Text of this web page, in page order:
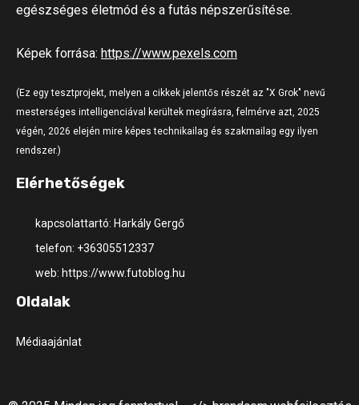
egészséges életmód és a futás népszerűsítése.
Képek forrása: https://www.pexels.com
(Ez egy tesztprojekt, melyen a cikkek jelentős részét az "X Grok" nevű
mesterséges intelligenciával kerültek megírásra, felmérve azt, 2025
végén, 2026 elején mire képes technikailag és szakmailag egy ilyen
rendszer.)
Elérhetőségek
kapcsolattartó: Harkály Gergő
telefon: +36305512337
web: https://www.futoblog.hu
Oldalak
Médiaajánlat